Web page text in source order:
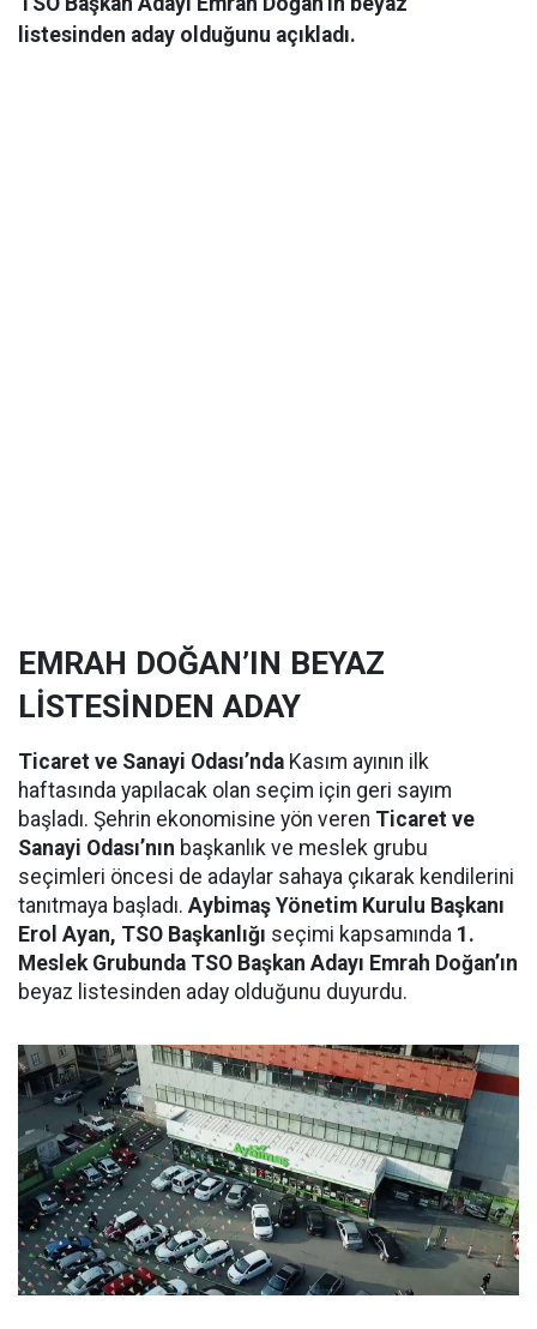
listesinden aday olduğunu açıkladı.
EMRAH DOĞAN’IN BEYAZ
LİSTESİNDEN ADAY
Ticaret ve Sanayi Odası’nda Kasım ayının ilk
haftasında yapılacak olan seçim için geri sayım
başladı. Şehrin ekonomisine yön veren Ticaret ve
Sanayi Odası’nın başkanlık ve meslek grubu
seçimleri öncesi de adaylar sahaya çıkarak kendilerini
tanıtmaya başladı. Aybimaş Yönetim Kurulu Başkanı
Erol Ayan, TSO Başkanlığı seçimi kapsamında 1.
Meslek Grubunda TSO Başkan Adayı Emrah Doğan’ın
beyaz listesinden aday olduğunu duyurdu.